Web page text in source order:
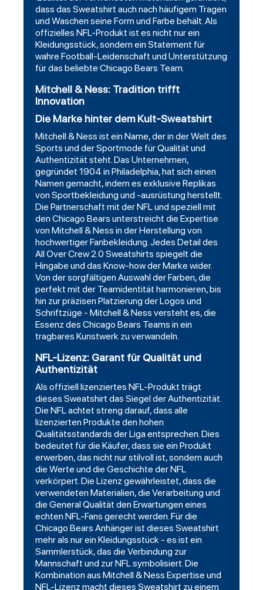
dass das Sweatshirt auch nach häufigem Tragen
und Waschen seine Form und Farbe behält. Als
offizielles NFL-Produkt ist es nicht nur ein
Kleidungsstück, sondern ein Statement für
wahre Football-Leidenschaft und Unterstützung
für das beliebte Chicago Bears Team.
Mitchell & Ness: Tradition trifft
Innovation
Die Marke hinter dem Kult-Sweatshirt
Mitchell & Ness ist ein Name, der in der Welt des
Sports und der Sportmode für Qualität und
Authentizität steht. Das Unternehmen,
gegründet 1904 in Philadelphia, hat sich einen
Namen gemacht, indem es exklusive Replikas
von Sportbekleidung und -ausrüstung herstellt.
Die Partnerschaft mit der NFL und speziell mit
den Chicago Bears unterstreicht die Expertise
von Mitchell & Ness in der Herstellung von
hochwertiger Fanbekleidung. Jedes Detail des
All Over Crew 2.0 Sweatshirts spiegelt die
Hingabe und das Know-how der Marke wider.
Von der sorgfältigen Auswahl der Farben, die
perfekt mit der Teamidentität harmonieren, bis
hin zur präzisen Platzierung der Logos und
Schriftzüge - Mitchell & Ness versteht es, die
Essenz des Chicago Bears Teams in ein
tragbares Kunstwerk zu verwandeln.
NFL-Lizenz: Garant für Qualität und
Authentizität
Als offiziell lizenziertes NFL-Produkt trägt
dieses Sweatshirt das Siegel der Authentizität.
Die NFL achtet streng darauf, dass alle
lizenzierten Produkte den hohen
Qualitätsstandards der Liga entsprechen. Dies
bedeutet für die Käufer, dass sie ein Produkt
erwerben, das nicht nur stilvoll ist, sondern auch
die Werte und die Geschichte der NFL
verkörpert. Die Lizenz gewährleistet, dass die
verwendeten Materialien, die Verarbeitung und
die General Qualität den Erwartungen eines
echten NFL-Fans gerecht werden. Für die
Chicago Bears Anhänger ist dieses Sweatshirt
mehr als nur ein Kleidungsstück - es ist ein
Sammlerstück, das die Verbindung zur
Mannschaft und zur NFL symbolisiert. Die
Kombination aus Mitchell & Ness Expertise und
NFL-Lizenz macht dieses Sweatshirt zu einem